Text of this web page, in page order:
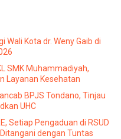
Wali Kota dr. Weny Gaib di
SMK Muhammadiyah,
Layanan Kesehatan
BPJS Tondano, Tinjau
UHC
Setiap Pengaduan di RSUD
dengan Tuntas